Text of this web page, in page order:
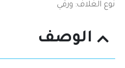
نوع الغلاف: ورقي
الوصف